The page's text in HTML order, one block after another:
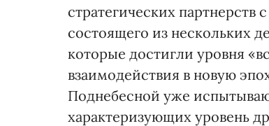
стратегических
состоящего из нескольких
которые достигли уровня
взаимодействия в новую
Поднебесной уже
характеризующих уровень